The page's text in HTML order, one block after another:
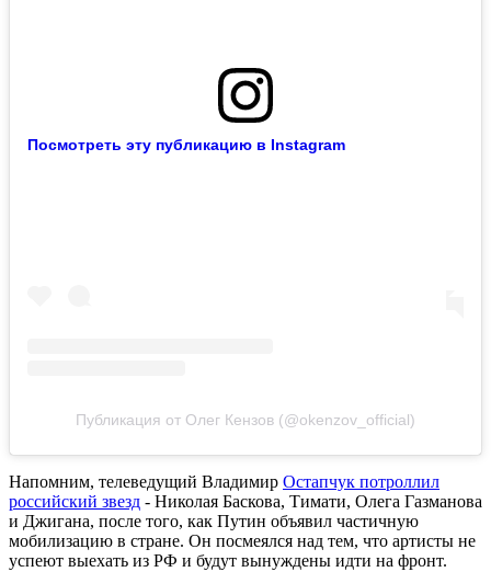
Посмотреть эту публикацию в Instagram
Публикация от Олег Кензов (@okenzov_official)
Напомним, телеведущий Владимир Остапчук потроллил
российский звезд - Николая Баскова, Тимати, Олега Газманова
и Джигана, после того, как Путин объявил частичную
мобилизацию в стране. Он посмеялся над тем, что артисты не
успеют выехать из РФ и будут вынуждены идти на фронт.